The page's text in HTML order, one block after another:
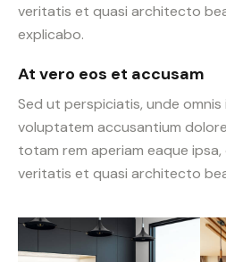
veritatis et quasi architecto
explicabo.
At vero eos et accusam
Sed ut perspiciatis, unde
voluptatem accusantium
totam rem aperiam eaque
veritatis et quasi architecto